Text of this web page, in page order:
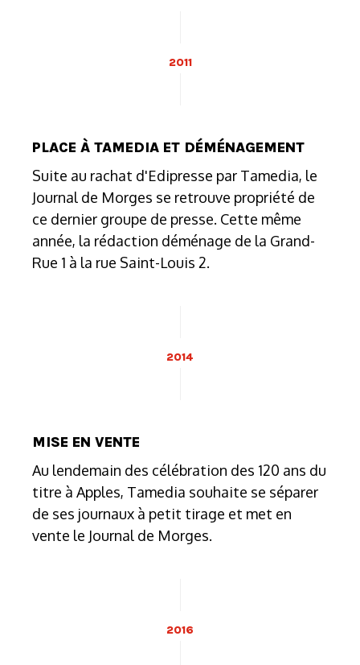
2011
PLACE À TAMEDIA ET DÉMÉNAGEMENT
Suite au rachat d'Edipresse par Tamedia, le
Journal de Morges se retrouve propriété de
ce dernier groupe de presse. Cette même
année, la rédaction déménage de la Grand-
Rue 1 à la rue Saint-Louis 2.
2014
MISE EN VENTE
Au lendemain des célébration des 120 ans du
titre à Apples, Tamedia souhaite se séparer
de ses journaux à petit tirage et met en
vente le Journal de Morges.
2016